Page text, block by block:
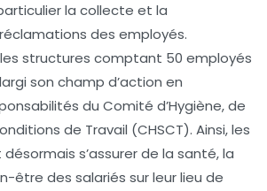
la collecte et la
des employés.
structures comptant 50 employés
son champ d’action en
du Comité d’Hygiène, de
de Travail (CHSCT). Ainsi, les
s’assurer de la santé, la
être des salariés sur leur lieu de